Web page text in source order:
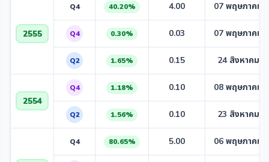
2555
Q4 40.20% 4.00 07 พฤษภาคม
Q4 0.30% 0.03 07 พฤษภาคม
Q2 1.65% 0.15 24 สิงหาคม
2554
Q4 1.18% 0.10 08 พฤษภาคม
Q2 1.56% 0.10 23 สิงหาคม
Q4 80.65% 5.00 06 พฤษภาคม